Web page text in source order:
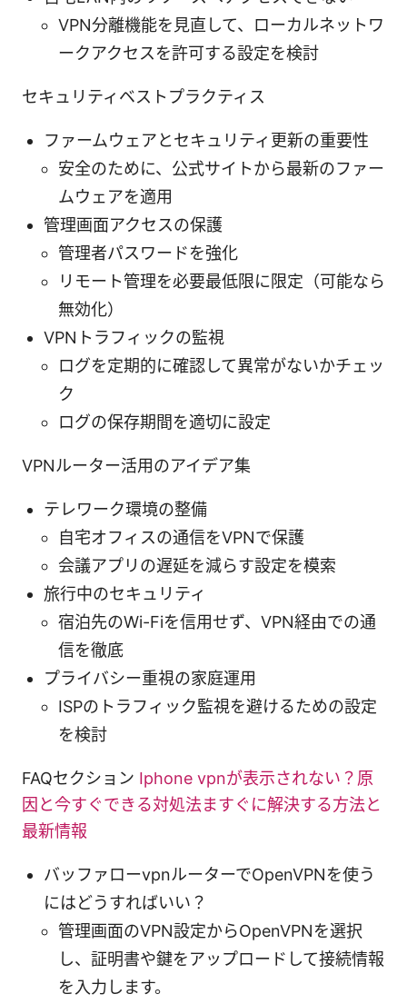
VPN分離機能を見直して、ローカルネットワ
ークアクセスを許可する設定を検討
セキュリティベストプラクティス
ファームウェアとセキュリティ更新の重要性
安全のために、公式サイトから最新のファー
ムウェアを適用
管理画面アクセスの保護
管理者パスワードを強化
リモート管理を必要最低限に限定（可能なら
無効化）
VPNトラフィックの監視
ログを定期的に確認して異常がないかチェッ
ク
ログの保存期間を適切に設定
VPNルーター活用のアイデア集
テレワーク環境の整備
自宅オフィスの通信をVPNで保護
会議アプリの遅延を減らす設定を模索
旅行中のセキュリティ
宿泊先のWi-Fiを信用せず、VPN経由での通
信を徹底
プライバシー重視の家庭運用
ISPのトラフィック監視を避けるための設定
を検討
FAQセクション Iphone vpnが表示されない？原
因と今すぐできる対処法ますぐに解決する方法と
最新情報
バッファローvpnルーターでOpenVPNを使う
にはどうすればいい？
管理画面のVPN設定からOpenVPNを選択
し、証明書や鍵をアップロードして接続情報
を入力します。